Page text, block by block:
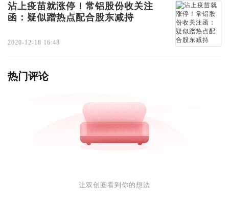
沾上疫苗就涨停！常铝股份收关注
函：疑似蹭热点配合股东减持
2020-12-18 16:48
热门评论
让双创圈看到你的想法